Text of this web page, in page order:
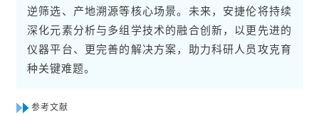
逆筛选、产地溯源等核心场景。未来，安捷伦将持续
深化元素分析与多组学技术的融合创新，以更先进的
仪器平台、更完善的解决方案，助力科研人员攻克育
种关键难题。
参考文献